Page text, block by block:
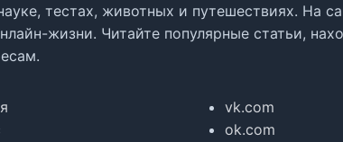
тестах, животных и путешествиях. На
жизни. Читайте популярные статьи,
vk.com
ok.com